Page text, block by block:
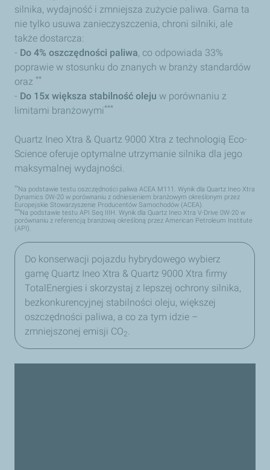
silnika, wydajność i zmniejsza zużycie paliwa. Gama ta
nie tylko usuwa zanieczyszczenia, chroni silniki, ale
także dostarcza:
- Do 4% oszczędności paliwa, co odpowiada 33%
poprawie w stosunku do znanych w branży standardów
oraz **
- Do 15x większa stabilność oleju w porównaniu z
limitami branżowymi***
Quartz Ineo Xtra & Quartz 9000 Xtra z technologią Eco-
Science oferuje optymalne utrzymanie silnika dla jego
maksymalnej wydajności.
**Na podstawie testu oszczędności paliwa ACEA M111. Wynik dla Quartz Ineo Xtra
Dynamics 0W-20 w porównaniu z odniesieniem branżowym określonym przez
Europejskie Stowarzyszenie Producentów Samochodów (ACEA).
***Na podstawie testu API Seq IIIH. Wynik dla Quartz Ineo Xtra V-Drive 0W-20 w
porównaniu z referencją branżową określoną przez American Petroleum Institute
(API).
Do konserwacji pojazdu hybrydowego wybierz
gamę Quartz Ineo Xtra & Quartz 9000 Xtra firmy
TotalEnergies i skorzystaj z lepszej ochrony silnika,
bezkonkurencyjnej stabilności oleju, większej
oszczędności paliwa, a co za tym idzie –
zmniejszonej emisji CO2